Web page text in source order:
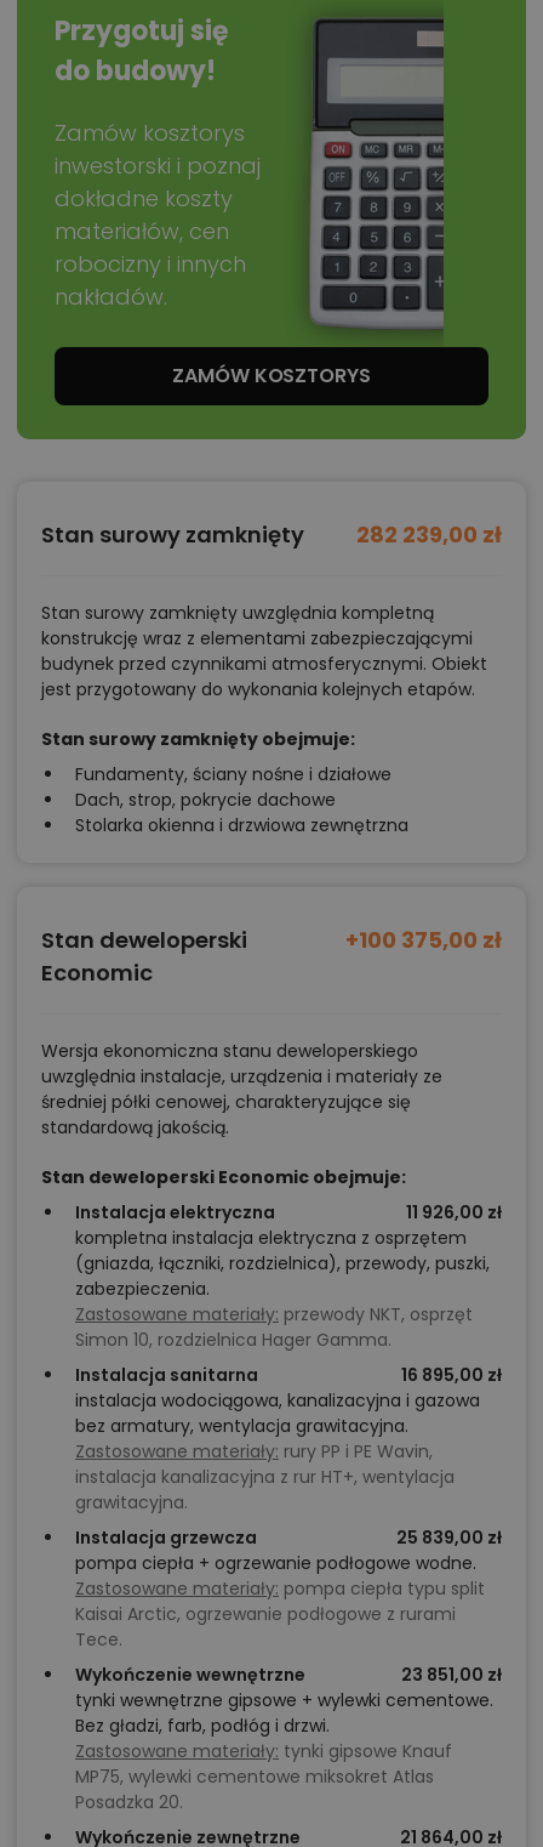
Przygotuj się
do budowy!
Zamów kosztorys
inwestorski i poznaj
dokładne koszty
materiałów, cen
robocizny i innych
nakładów.
ZAMÓW KOSZTORYS
Stan surowy zamknięty 282 239,00 zł
Stan surowy zamknięty uwzględnia kompletną
konstrukcję wraz z elementami zabezpieczającymi
budynek przed czynnikami atmosferycznymi. Obiekt
jest przygotowany do wykonania kolejnych etapów.
Stan surowy zamknięty obejmuje:
Fundamenty, ściany nośne i działowe
Dach, strop, pokrycie dachowe
Stolarka okienna i drzwiowa zewnętrzna
Stan deweloperski
Economic
+100 375,00 zł
Wersja ekonomiczna stanu deweloperskiego
uwzględnia instalacje, urządzenia i materiały ze
średniej półki cenowej, charakteryzujące się
standardową jakością.
Stan deweloperski Economic obejmuje:
Instalacja elektryczna
11 926,00 zł
kompletna instalacja elektryczna z osprzętem
(gniazda, łączniki, rozdzielnica), przewody, puszki,
zabezpieczenia.
Zastosowane materiały: przewody NKT, osprzęt
Simon 10, rozdzielnica Hager Gamma.
Instalacja sanitarna
16 895,00 zł
instalacja wodociągowa, kanalizacyjna i gazowa
bez armatury, wentylacja grawitacyjna.
Zastosowane materiały: rury PP i PE Wavin,
instalacja kanalizacyjna z rur HT+, wentylacja
grawitacyjna.
Instalacja grzewcza
25 839,00 zł
pompa ciepła + ogrzewanie podłogowe wodne.
Zastosowane materiały: pompa ciepła typu split
Kaisai Arctic, ogrzewanie podłogowe z rurami
Tece.
Wykończenie wewnętrzne
23 851,00 zł
tynki wewnętrzne gipsowe + wylewki cementowe.
Bez gładzi, farb, podłóg i drzwi.
Zastosowane materiały: tynki gipsowe Knauf
MP75, wylewki cementowe miksokret Atlas
Posadzka 20.
Wykończenie zewnętrzne
21 864,00 zł